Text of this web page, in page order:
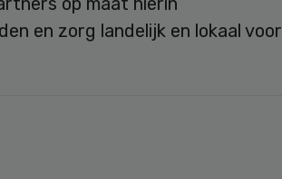
en zorg landelijk en lokaal voor